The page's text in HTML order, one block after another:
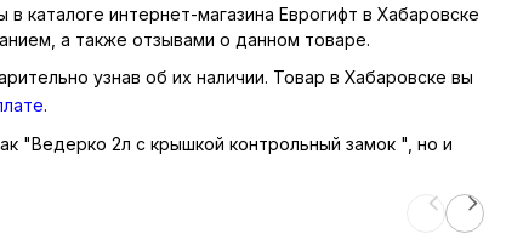
в каталоге интернет-магазина Еврогифт в Хабаровске
а также отзывами о данном товаре.
узнав об их наличии. Товар в Хабаровске вы
.
"Ведерко 2л с крышкой контрольный замок ", но и